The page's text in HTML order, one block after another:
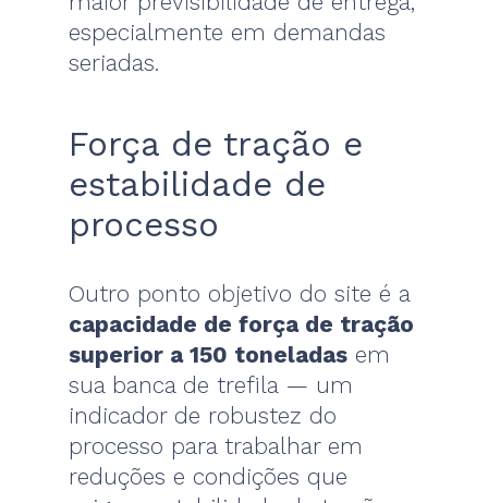
especialmente em demandas
seriadas.
Força de tração e
estabilidade de
processo
Outro ponto objetivo do site é a
capacidade de força de tração
superior a 150 toneladas em
sua banca de trefila — um
indicador de robustez do
processo para trabalhar em
reduções e condições que